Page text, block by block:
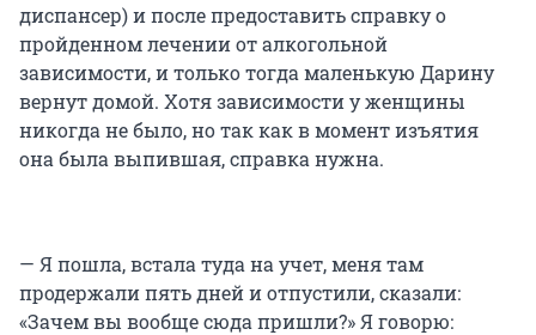
диспансер) и после предоставить справку о
пройденном лечении от алкогольной
зависимости, и только тогда маленькую Дарину
вернут домой. Хотя зависимости у женщины
никогда не было, но так как в момент изъятия
она была выпившая, справка нужна.
— Я пошла, встала туда на учет, меня там
продержали пять дней и отпустили, сказали:
«Зачем вы вообще сюда пришли?» Я говорю: